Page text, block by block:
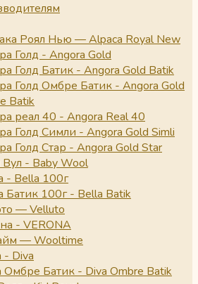
Роял Нью — Alpaca Royal New
Голд - Angora Gold
Голд Батик - Angora Gold Batik
Голд Омбре Батик - Angora Gold
Batik
реал 40 - Angora Real 40
Голд Симли - Angora Gold Simli
Голд Стар - Angora Gold Star
- Baby Wool
- Bella 100г
Батик 100г - Bella Batik
— Velluto
- VERONA
— Wooltime
Diva
Батик - Diva Ombre Batik